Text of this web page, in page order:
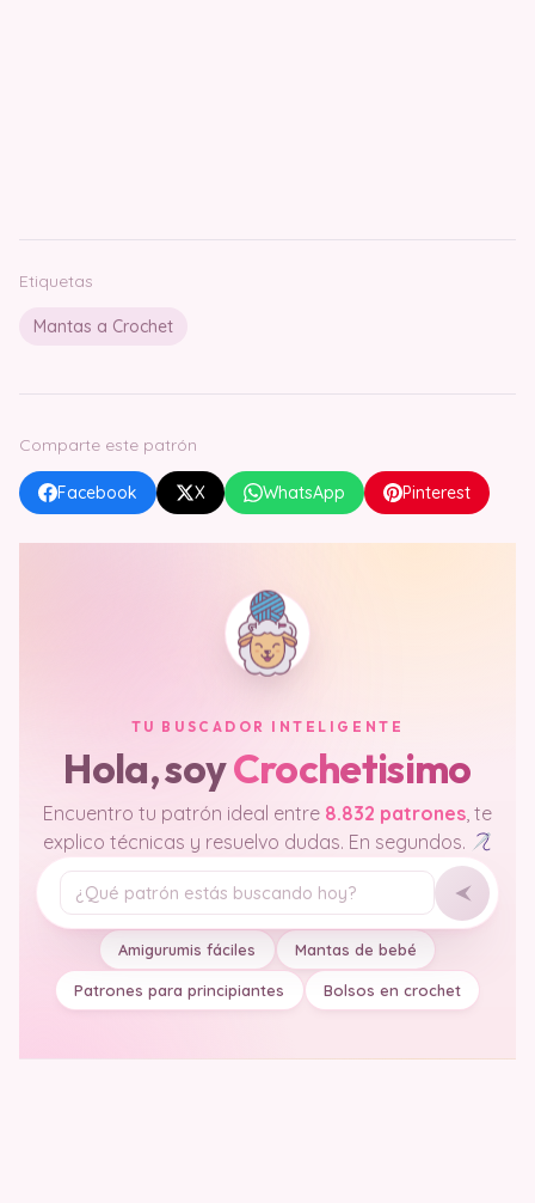
Etiquetas
Mantas a Crochet
Comparte este patrón
Facebook X WhatsApp Pinterest
TU BUSCADOR INTELIGENTE
Hola, soyCrochetisimo
Encuentro tu patrón ideal entre 8.832 patrones, te
explico técnicas y resuelvo dudas. En segundos.
Tu pregunta
Amigurumis fáciles Mantas de bebé
Patrones para principiantes Bolsos en crochet